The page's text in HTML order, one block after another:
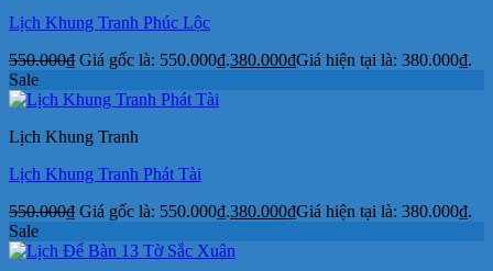
Lịch Khung Tranh Phúc Lộc
550.000₫ Giá gốc là: 550.000₫.380.000₫Giá hiện tại là: 380.000₫.
Sale
Lịch Khung Tranh
Lịch Khung Tranh Phát Tài
550.000₫ Giá gốc là: 550.000₫.380.000₫Giá hiện tại là: 380.000₫.
Sale